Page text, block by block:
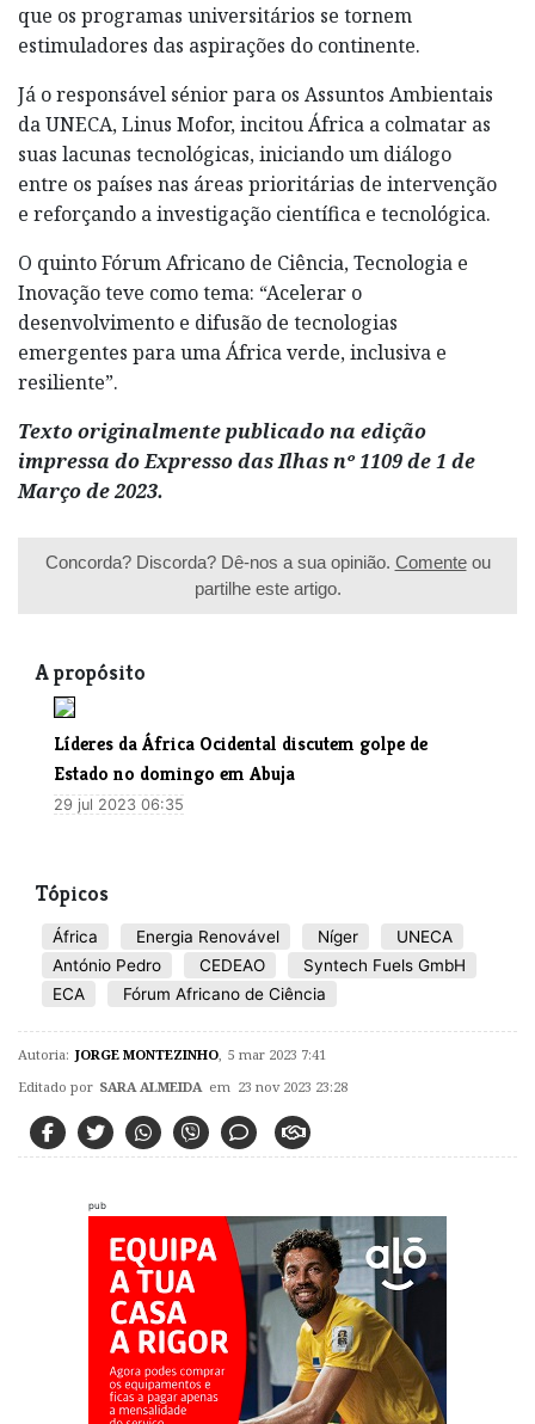
que os programas universitários se tornem
estimuladores das aspirações do continente.
Já o responsável sénior para os Assuntos Ambientais
da UNECA, Linus Mofor, incitou África a colmatar as
suas lacunas tecnológicas, iniciando um diálogo
entre os países nas áreas prioritárias de intervenção
e reforçando a investigação científica e tecnológica.
O quinto Fórum Africano de Ciência, Tecnologia e
Inovação teve como tema: “Acelerar o
desenvolvimento e difusão de tecnologias
emergentes para uma África verde, inclusiva e
resiliente”.
Texto originalmente publicado na edição
impressa do Expresso das Ilhas nº 1109 de 1 de
Março de 2023.
Concorda? Discorda? Dê-nos a sua opinião. Comenteou
partilhe este artigo.
A propósito
​Líderes da África Ocidental discutem golpe de
Estado no domingo em Abuja
29 jul 2023 06:35
Tópicos
África Energia Renovável Níger
UNECA
António Pedro
CEDEAO
Syntech Fuels GmbH
ECA
Fórum Africano de Ciência
Autoria: JORGE MONTEZINHO 5 mar 2023 7:41
Editado por SARA ALMEIDA em 23 nov 2023 23:28
pub